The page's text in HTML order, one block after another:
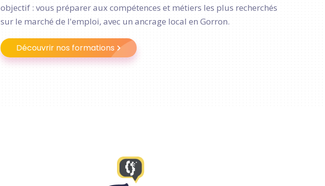
objectif : vous préparer aux compétences et métiers les plus recherchés
sur le marché de l'emploi, avec un ancrage local en Gorron.
Découvrir nos formations